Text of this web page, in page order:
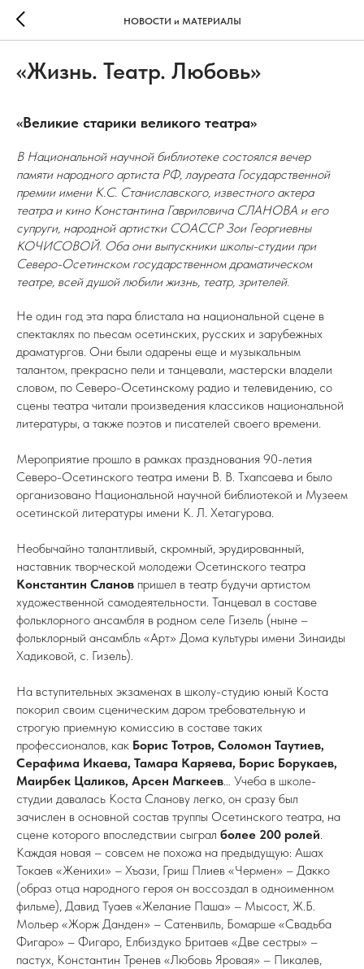
НОВОСТИ и МАТЕРИАЛЫ
«Жизнь. Театр. Любовь»
«Великие старики великого театра»
В Национальной научной библиотеке состоялся вечер
памяти народного артиста РФ, лауреата Государственной
премии имени К.С. Станиславского, известного актера
театра и кино Константина Гавриловича СЛАНОВА и его
супруги, народной артистки СОАССР Зои Георгиевны
КОЧИСОВОЙ. Оба они выпускники школы-студии при
Северо-Осетинском государственном драматическом
театре, всей душой любили жизнь, театр, зрителей.
Не один год эта пара блистала на национальной сцене в
спектаклях по пьесам осетинских, русских и зарубежных
драматургов. Они были одарены еще и музыкальным
талантом, прекрасно пели и танцевали, мастерски владели
словом, по Северо-Осетинскому радио и телевидению, со
сцены театра читали произведения классиков национальной
литературы, а также поэтов и писателей своего времени.
Мероприятие прошло в рамках празднования 90-летия
Северо-Осетинского театра имени В. В. Тхапсаева и было
организовано Национальной научной библиотекой и Музеем
осетинской литературы имени К. Л. Хетагурова.
Необычайно талантливый, скромный, эрудированный,
наставник творческой молодежи Осетинского театра
Константин Сланов пришел в театр будучи артистом
художественной самодеятельности. Танцевал в составе
фольклорного ансамбля в родном селе Гизель (ныне –
фольклорный ансамбль «Арт» Дома культуры имени Зинаиды
Хадиковой, с. Гизель).
На вступительных экзаменах в школу-студию юный Коста
покорил своим сценическим даром требовательную и
строгую приемную комиссию в составе таких
профессионалов, как Борис Тотров, Соломон Таутиев,
Серафима Икаева, Тамара Каряева, Борис Борукаев,
Маирбек Цаликов, Арсен Магкеев… Учеба в школе-
студии давалась Коста Сланову легко, он сразу был
зачислен в основной состав труппы Осетинского театра, на
сцене которого впоследствии сыграл более 200 ролей.
Каждая новая – совсем не похожа на предыдущую: Ашах
Токаев «Женихи» – Хъази, Гриш Плиев «Чермен» – Дакко
(образ отца народного героя он воссоздал в одноименном
фильме), Давид Туаев «Желание Паша» – Мысост, Ж.Б.
Мольер «Жорж Данден» – Сатенвиль, Бомарше «Свадьба
Фигаро» – Фигаро, Елбиздуко Бритаев «Две сестры» –
пастух, Константин Тренев «Любовь Яровая» – Пикалев,